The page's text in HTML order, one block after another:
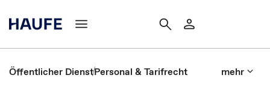
Öffentlicher DienstPersonal & Tarifrecht mehr